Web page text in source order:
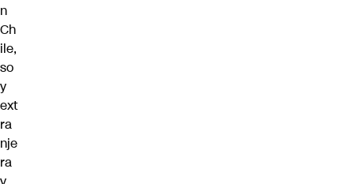
n
Ch
ile,
so
y
ext
ra
nje
ra